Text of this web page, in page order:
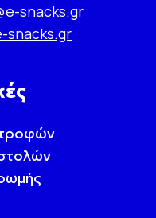
snacks.gr
snacks.gr